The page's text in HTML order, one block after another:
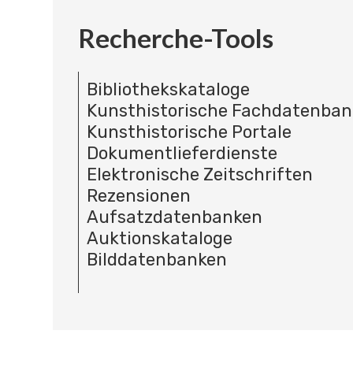
Recherche-Tools
Bibliothekskataloge
Kunsthistorische
Kunsthistorische Portale
Dokumentlieferdienste
Elektronische Zeitschriften
Rezensionen
Aufsatzdatenbanken
Auktionskataloge
Bilddatenbanken